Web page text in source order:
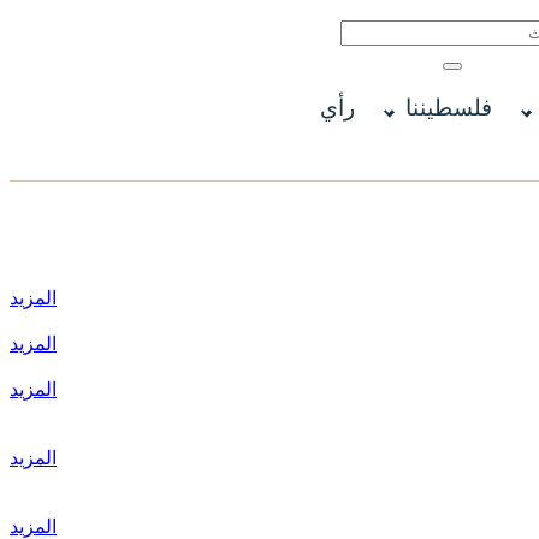
فلسطيننا رأي
المزيد
المزيد
المزيد
المزيد
المزيد